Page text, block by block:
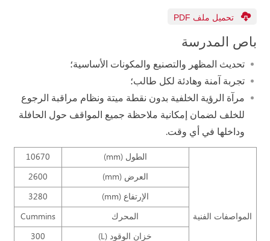
تحميل ملف PDF
باص المدرسة
تحديث المظهر والتصنيع والمكونات الأساسية؛
تجربة آمنة وهادئة لكل طالب؛
مرآة الرؤية الخلفية بدون نقطة ميتة ونظام مراقبة الرجوع
للخلف لضمان إمكانية ملاحظة جميع المواقف حول الحافلة
وداخلها في أي وقت.
المواصفات الفنية
الطول (mm)
10670
العرض (mm)
2600
الإرتفاع (mm)
3280
المحرك
Cummins
خزان الوقود (L)
300